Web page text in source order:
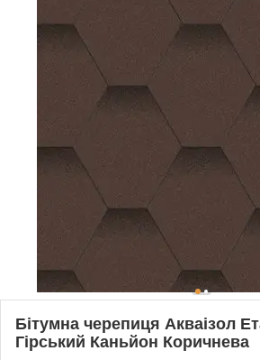
Бітумна черепиця Акваізол
Гірський Каньйон Коричнева